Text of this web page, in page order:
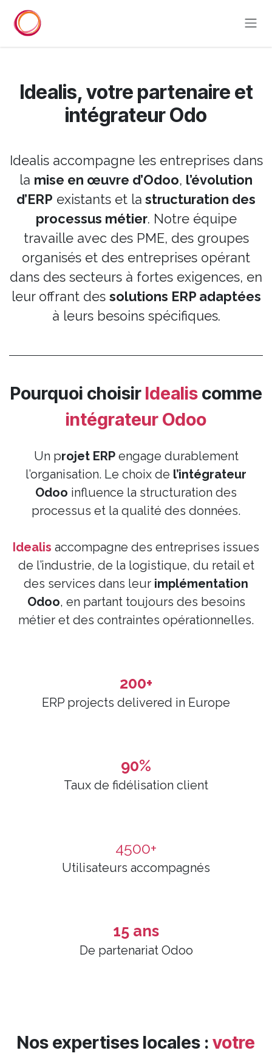
Idealis,votre partenaire et
intégrateur Odo
Idealis accompagne les entreprises dans
la mise en œuvre d’Odoo, l’évolution
d’ERP existants et la structuration des
processus métier. Notre équipe
travaille avec des PME, des groupes
organisés et des entreprises opérant
dans des secteurs à fortes exigences, en
leur offrant des solutions ERP adaptées
à leurs besoins spécifiques.
Pourquoi choisir Idealiscomme
intégrateur Odoo
Un projet ERPengage durablement
l’organisation. Le choix de l’intégrateur
Odoo influence la structuration des
processus et la qualité des données.
Idealis accompagne des entreprises issues
de l’industrie, de la logistique, du retail et
des services dans leur implémentation
Odoo, en partant toujours des besoins
métier et des contraintes opérationnelles.
200+
ERP projects delivered in Europe
90%
Taux de fidélisation client
4500+
Utilisateurs accompagnés
15 ans
De partenariat Odoo
Nos expertises locales : votre